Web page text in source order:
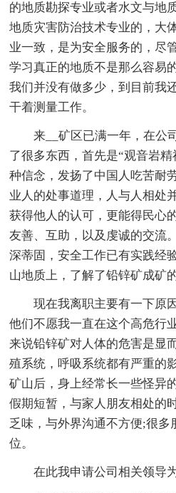
的地质勘探专业或者水文与地
地质灾害防治技术专业的，大
业一致，是为安全服务的，尽
学习真正的地质不是那么容易
我们并没有做多少，到目前我
干着测量工作。
来__矿区已满一年，在公
了很多东西，首先是“观音岩
种信念，发扬了中国人吃苦耐
业人的处事道理，人与人相处
获得他人的认可，更能得民心
友善、互助，以及虔诚的交流
深蒂固，安全工作已有实践经
山地质上，了解了铅锌矿成矿
现在我离职主要有一下原
他们不愿我一直在这个高危行
来说铅锌矿对人体的危害是显
殖系统，呼吸系统都有严重的
矿山后，身上经常长一些怪异
假期短暂，与家人朋友相处的
乏味，与外界沟通不方便;很多
位。
在此我申请公司相关领导